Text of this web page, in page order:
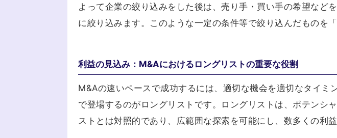
よって企業の絞り込みをした後は、売り手・買い手の希望など
に絞り込みます。このような一定の条件等で絞り込んだものを
利益の見込み：M&Aにおけるロングリストの重要な役割
M&Aの速いペースで成功するには、適切な機会を適切なタイミ
で登場するのがロングリストです。ロングリストは、ポテンシ
ストとは対照的であり、広範囲な探索を可能にし、数多くの利